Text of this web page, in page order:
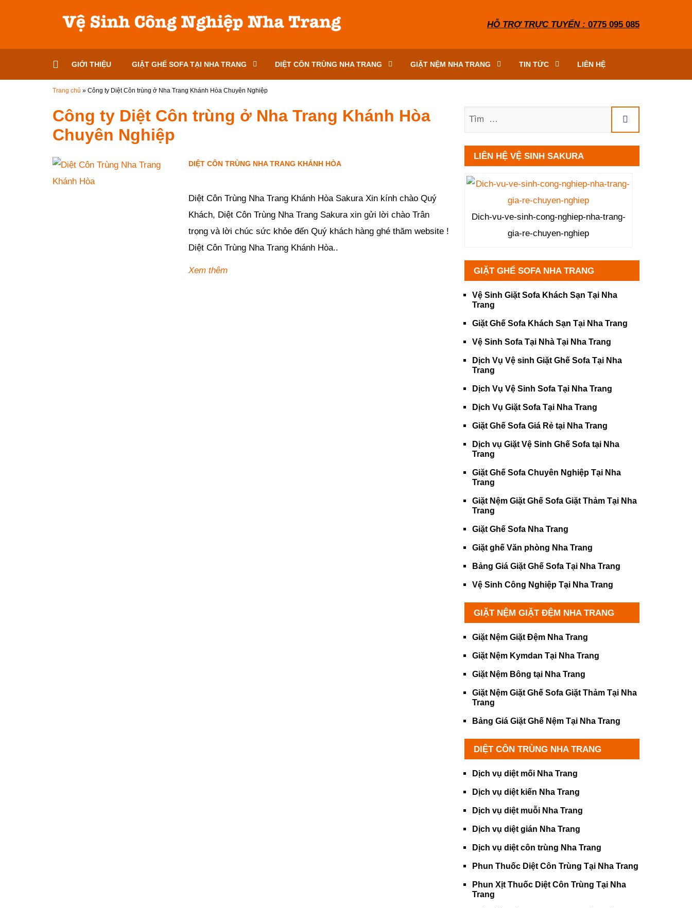
HỖ TRỢ TRỰC TUYẾN : 0775 095 085
GIỚI THIỆU GIẶT GHẾ SOFA TẠI NHA TRANG DIỆT CÔN TRÙNG NHA TRANG GIẶT NỆM NHA TRANG TIN TỨC LIÊN HỆ
Trang chủ » Công ty Diệt Côn trùng ở Nha Trang Khánh Hòa Chuyên Nghiệp
Công ty Diệt Côn trùng ở Nha Trang Khánh Hòa
Chuyên Nghiệp
DIỆT CÔN TRÙNG NHA TRANG KHÁNH HÒA
Diệt Côn Trùng Nha Trang Khánh Hòa Sakura Xin kính chào Quý
Khách, Diệt Côn Trùng Nha Trang Sakura xin gửi lời chào Trân
trọng và lời chúc sức khỏe đến Quý khách hàng ghé thăm website !
Diệt Côn Trùng Nha Trang Khánh Hòa..
Xem thêm
LIÊN HỆ VỆ SINH SAKURA
Dich-vu-ve-sinh-cong-nghiep-nha-trang-
gia-re-chuyen-nghiep
GIẶT GHẾ SOFA NHA TRANG
Vệ Sinh Giặt Sofa Khách Sạn Tại Nha
Trang
Giặt Ghế Sofa Khách Sạn Tại Nha Trang
Vệ Sinh Sofa Tại Nhà Tại Nha Trang
Dịch Vụ Vệ sinh Giặt Ghế Sofa Tại Nha
Trang
Dịch Vụ Vệ Sinh Sofa Tại Nha Trang
Dịch Vụ Giặt Sofa Tại Nha Trang
Giặt Ghế Sofa Giá Rẻ tại Nha Trang
Dịch vụ Giặt Vệ Sinh Ghế Sofa tại Nha
Trang
Giặt Ghế Sofa Chuyên Nghiệp Tại Nha
Trang
Giặt Nệm Giặt Ghế Sofa Giặt Thảm Tại Nha
Trang
Giặt Ghế Sofa Nha Trang
Giặt ghế Văn phòng Nha Trang
Bảng Giá Giặt Ghế Sofa Tại Nha Trang
Vệ Sinh Công Nghiệp Tại Nha Trang
GIẶT NỆM GIẶT ĐỆM NHA TRANG
Giặt Nệm Giặt Đệm Nha Trang
Giặt Nệm Kymdan Tại Nha Trang
Giặt Nệm Bông tại Nha Trang
Giặt Nệm Giặt Ghế Sofa Giặt Thảm Tại Nha
Trang
Bảng Giá Giặt Ghế Nệm Tại Nha Trang
DIỆT CÔN TRÙNG NHA TRANG
Dịch vụ diệt mối Nha Trang
Dịch vụ diệt kiến Nha Trang
Dịch vụ diệt muỗi Nha Trang
Dịch vụ diệt gián Nha Trang
Dịch vụ diệt côn trùng Nha Trang
Phun Thuốc Diệt Côn Trùng Tại Nha Trang
Phun Xịt Thuốc Diệt Côn Trùng Tại Nha
Trang